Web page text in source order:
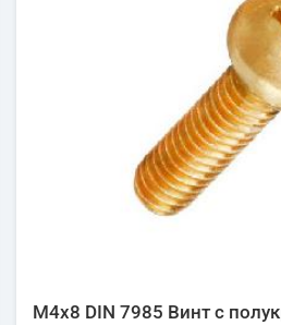
М4х8 DIN 7985 Винт с